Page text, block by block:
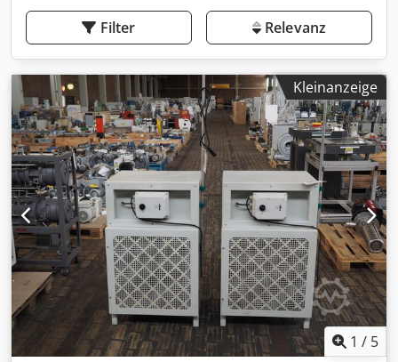
Filter Relevanz
Kleinanzeige
1 / 5